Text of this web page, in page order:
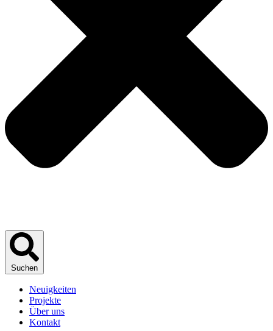
Suchen
Neuigkeiten
Projekte
Über uns
Kontakt